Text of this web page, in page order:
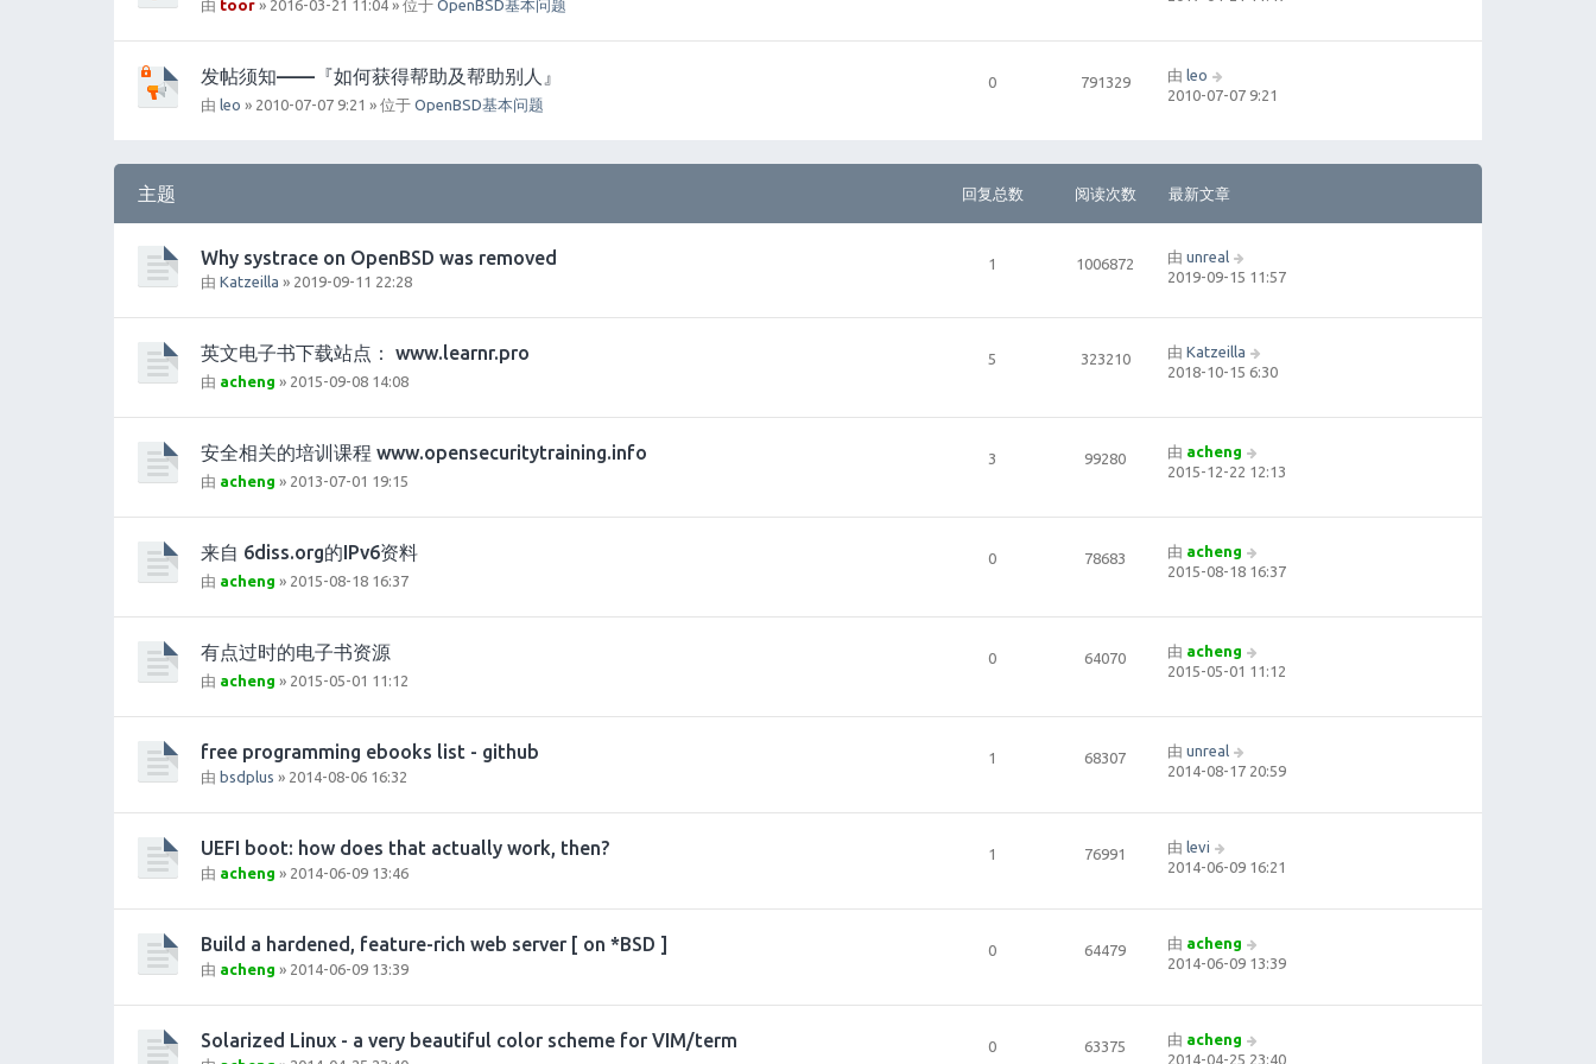
由 toor » 2016-03-21 11:04 » 位于 OpenBSD基本问题
发帖须知——『如何获得帮助及帮助别人』
由 leo » 2010-07-07 9:21 » 位于 OpenBSD基本问题
0 791329 由 leo
2010-07-07 9:21
主题 回复总数 阅读次数 最新文章
Why systrace on OpenBSD was removed
由 Katzeilla » 2019-09-11 22:28
1 1006872 由 unreal
2019-09-15 11:57
英文电子书下载站点： www.learnr.pro
由 acheng » 2015-09-08 14:08
5 323210 由 Katzeilla
2018-10-15 6:30
安全相关的培训课程 www.opensecuritytraining.info
由 acheng » 2013-07-01 19:15
3 99280 由 acheng
2015-12-22 12:13
来自 6diss.org的IPv6资料
由 acheng » 2015-08-18 16:37
0 78683 由 acheng
2015-08-18 16:37
有点过时的电子书资源
由 acheng » 2015-05-01 11:12
0 64070 由 acheng
2015-05-01 11:12
free programming ebooks list - github
由 bsdplus » 2014-08-06 16:32
1 68307 由 unreal
2014-08-17 20:59
UEFI boot: how does that actually work, then?
由 acheng » 2014-06-09 13:46
1 76991 由 levi
2014-06-09 16:21
Build a hardened, feature-rich web server [ on *BSD ]
由 acheng » 2014-06-09 13:39
0 64479 由 acheng
2014-06-09 13:39
Solarized Linux - a very beautiful color scheme for VIM/term 0 63375 由 acheng
2014-04-25 23:40